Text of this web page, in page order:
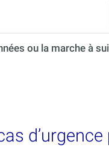
ou la marche à